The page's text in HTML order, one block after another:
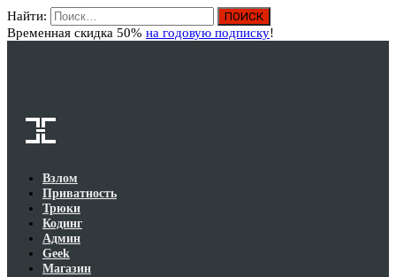
Найти:
Временная скидка 50% на годовую подписку!
Взлом
Приватность
Трюки
Кодинг
Админ
Geek
Магазин